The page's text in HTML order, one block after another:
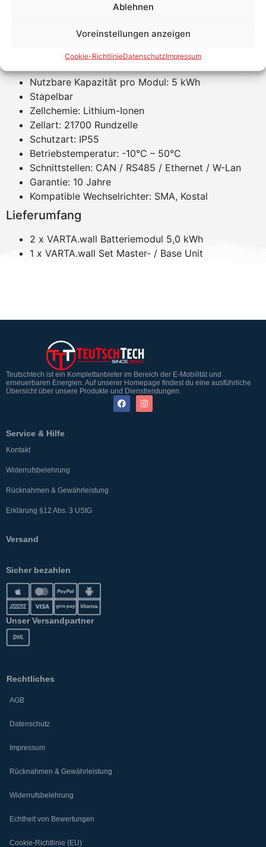
Ablehnen
Voreinstellungen anzeigen
Cookie-RichtlinieDatenschutzImpressum
der schmalsten Batteriespeicher auf dem Markt. Durch
möglich: 10, 15 und 20 kWh.
Produkteigenschaften
Nutzbare Kapazität pro Modul: 5 kWh
Stapelbar
Zellchemie: Lithium-Ionen
Zellart: 21700 Rundzelle
Schutzart: IP55
Betriebstemperatur: -10°C – 50°C
Schnittstellen: CAN / RS485 / Ethernet / W-Lan
Garantie: 10 Jahre
Kompatible Wechselrichter: SMA, Kostal
Lieferumfang
2 x VARTA.wall Batteriemodul 5,0 kWh
1 x VARTA.wall Set Master- / Base Unit
Teutschtech ist ein Komplettanbieter im Bereich der E-Mobilität und
erneuerbaren Energien. Auf unserer Homepage findest du eine ausführliche
Übersicht über unsere Produkte und Dienstleistungen.
Service & Hilfe
Kontakt
Widerrufsbelehrung
Rücknahmen & Gewährleistung
Erklärung §12 Abs. 3 UStG
Versand
Sicher bezahlen
Unser Versandpartner
Rechtliches
AGB
Datenschutz
Impressum
Rücknahmen & Gewährleistung
Widerrufsbelehrung
Echtheit von Bewertungen
Cookie-Richtlinie (EU)